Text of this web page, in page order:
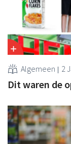
Algemeen 2
Dit waren de